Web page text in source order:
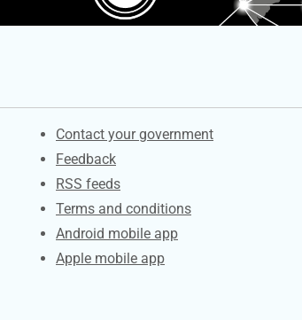
Services
Contact your government
Feedback
RSS feeds
Terms and conditions
Android mobile app
Apple mobile app